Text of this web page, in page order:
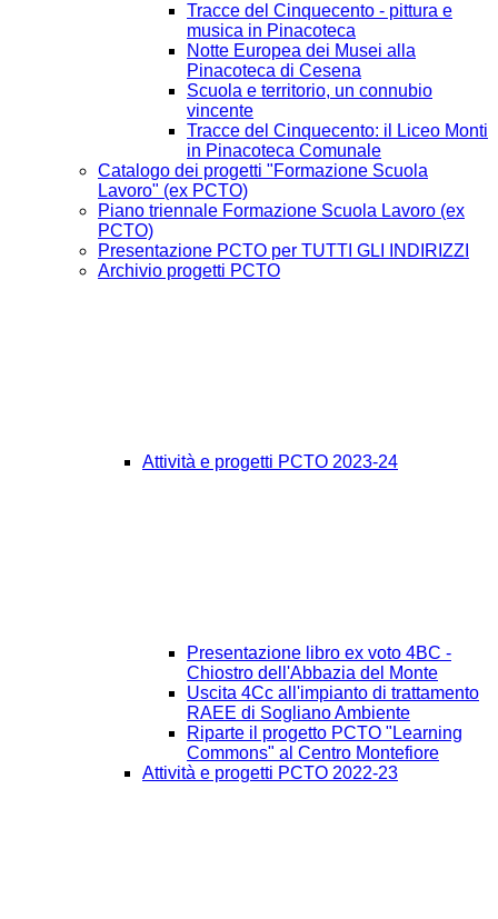
Tracce del Cinquecento - pittura e
musica in Pinacoteca
Notte Europea dei Musei alla
Pinacoteca di Cesena
Scuola e territorio, un connubio
vincente
Tracce del Cinquecento: il Liceo Monti
in Pinacoteca Comunale
Catalogo dei progetti "Formazione Scuola
Lavoro" (ex PCTO)
Piano triennale Formazione Scuola Lavoro (ex
PCTO)
Presentazione PCTO per TUTTI GLI INDIRIZZI
Archivio progetti PCTO
Attività e progetti PCTO 2023-24
Presentazione libro ex voto 4BC -
Chiostro dell'Abbazia del Monte
Uscita 4Cc all'impianto di trattamento
RAEE di Sogliano Ambiente
Riparte il progetto PCTO "Learning
Commons" al Centro Montefiore
Attività e progetti PCTO 2022-23